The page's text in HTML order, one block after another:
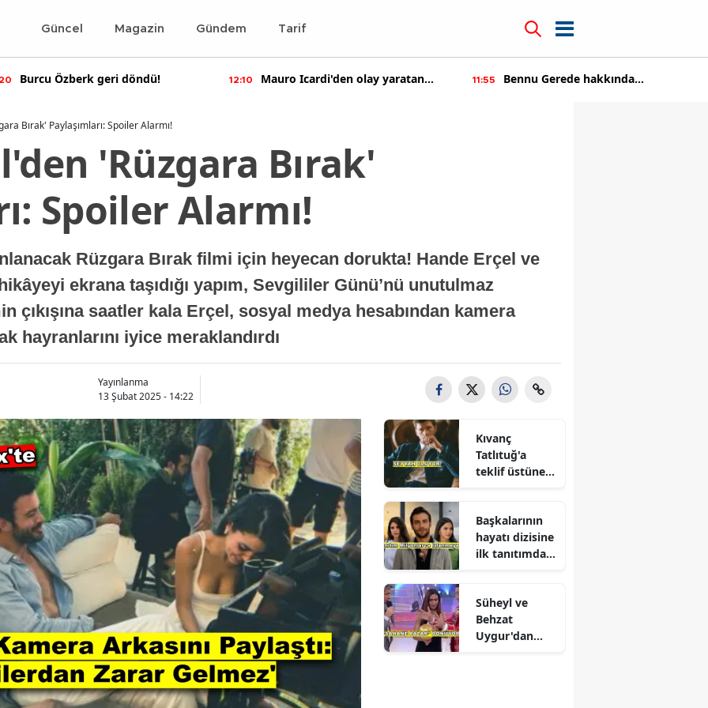
Güncel Magazin Gündem Tarif
Burcu Özberk geri döndü! 12:10
Mauro Icardi'den olay yaratan
11:55
Bennu Gerede hakkında
Bırak' Paylaşımları: Spoiler Alarmı!
'Rüzgara Bırak'
Spoiler Alarmı!
Rüzgara Bırak filmi için heyecan dorukta! Hande Erçel ve
ekrana taşıdığı yapım, Sevgililer Günü’nü unutulmaz
çıkışına saatler kala Erçel, sosyal medya hesabından kamera
hayranlarını iyice meraklandırdı
Yayınlanma
13 Şubat 2025 - 14:22
Kıvanç
Tatlıtuğ'a
teklif üstüne
Başkalarının
hayatı dizisine
ilk tanıtımdan
Süheyl ve
Behzat
Uygur'dan